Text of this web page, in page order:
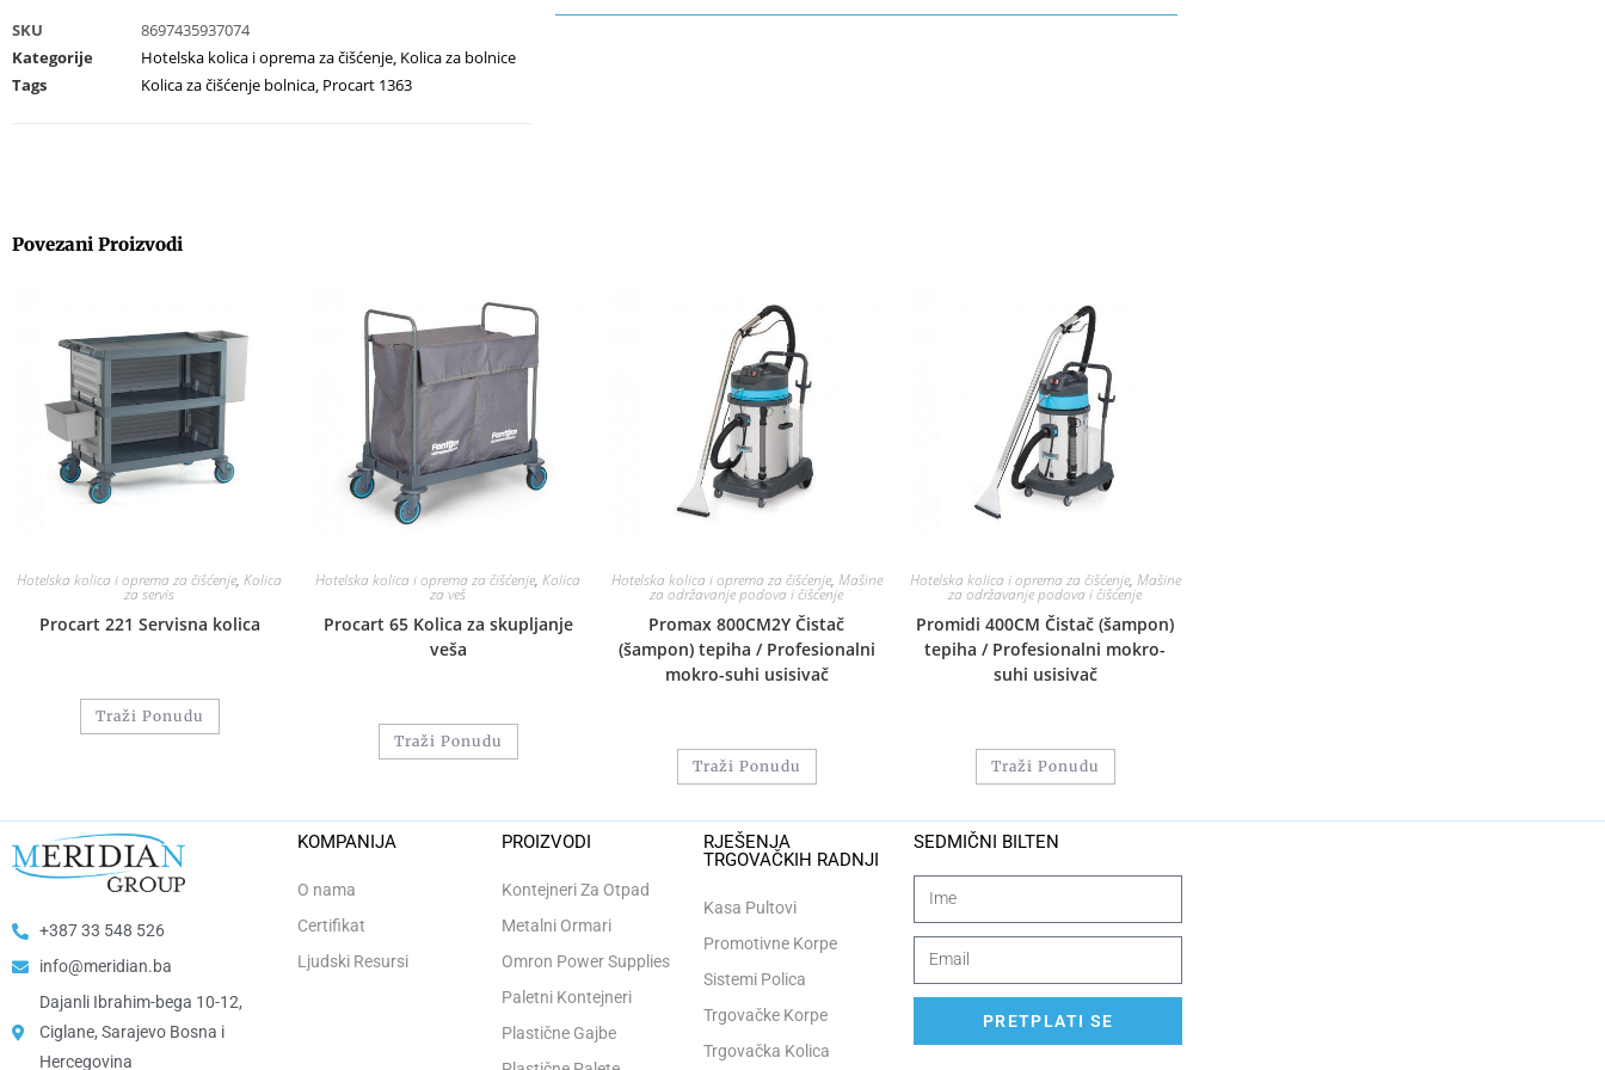
SKU
8697435937074
Kategorije
Hotelska kolica i oprema za čišćenje, Kolica za bolnice
Tags
Kolica za čišćenje bolnica, Procart 1363
Povezani Proizvodi
Hotelska kolica i oprema za čišćenje, Kolica
za servis
Procart 221 Servisna kolica
Traži Ponudu
Hotelska kolica i oprema za čišćenje, Kolica
za veš
Procart 65 Kolica za skupljanje
veša
Traži Ponudu
Hotelska kolica i oprema za čišćenje, Mašine
za održavanje podova i čišćenje
Promax 800CM2Y Čistač
(šampon) tepiha / Profesionalni
mokro-suhi usisivač
Traži Ponudu
Hotelska kolica i oprema za čišćenje, Mašine
za održavanje podova i čišćenje
Promidi 400CM Čistač (šampon)
tepiha / Profesionalni mokro-
suhi usisivač
Traži Ponudu
+387 33 548 526
info@meridian.ba
Dajanli Ibrahim-bega 10-12,
Ciglane, Sarajevo Bosna i
Hercegovina​
KOMPANIJA
O nama
Certifikat
Ljudski Resursi
PROIZVODI
Kontejneri Za Otpad
Metalni Ormari
Omron Power Supplies
Paletni Kontejneri
Plastične Gajbe
RJEŠENJA
TRGOVAČKIH RADNJI
Kasa Pultovi
Promotivne Korpe
Sistemi Polica
Trgovačke Korpe
Trgovačka Kolica
SEDMIČNI BILTEN
PRETPLATI SE